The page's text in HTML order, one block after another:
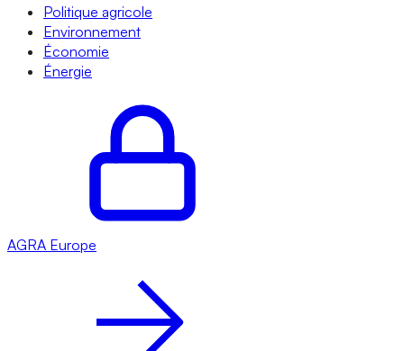
Politique agricole
Environnement
Économie
Énergie
AGRA Europe